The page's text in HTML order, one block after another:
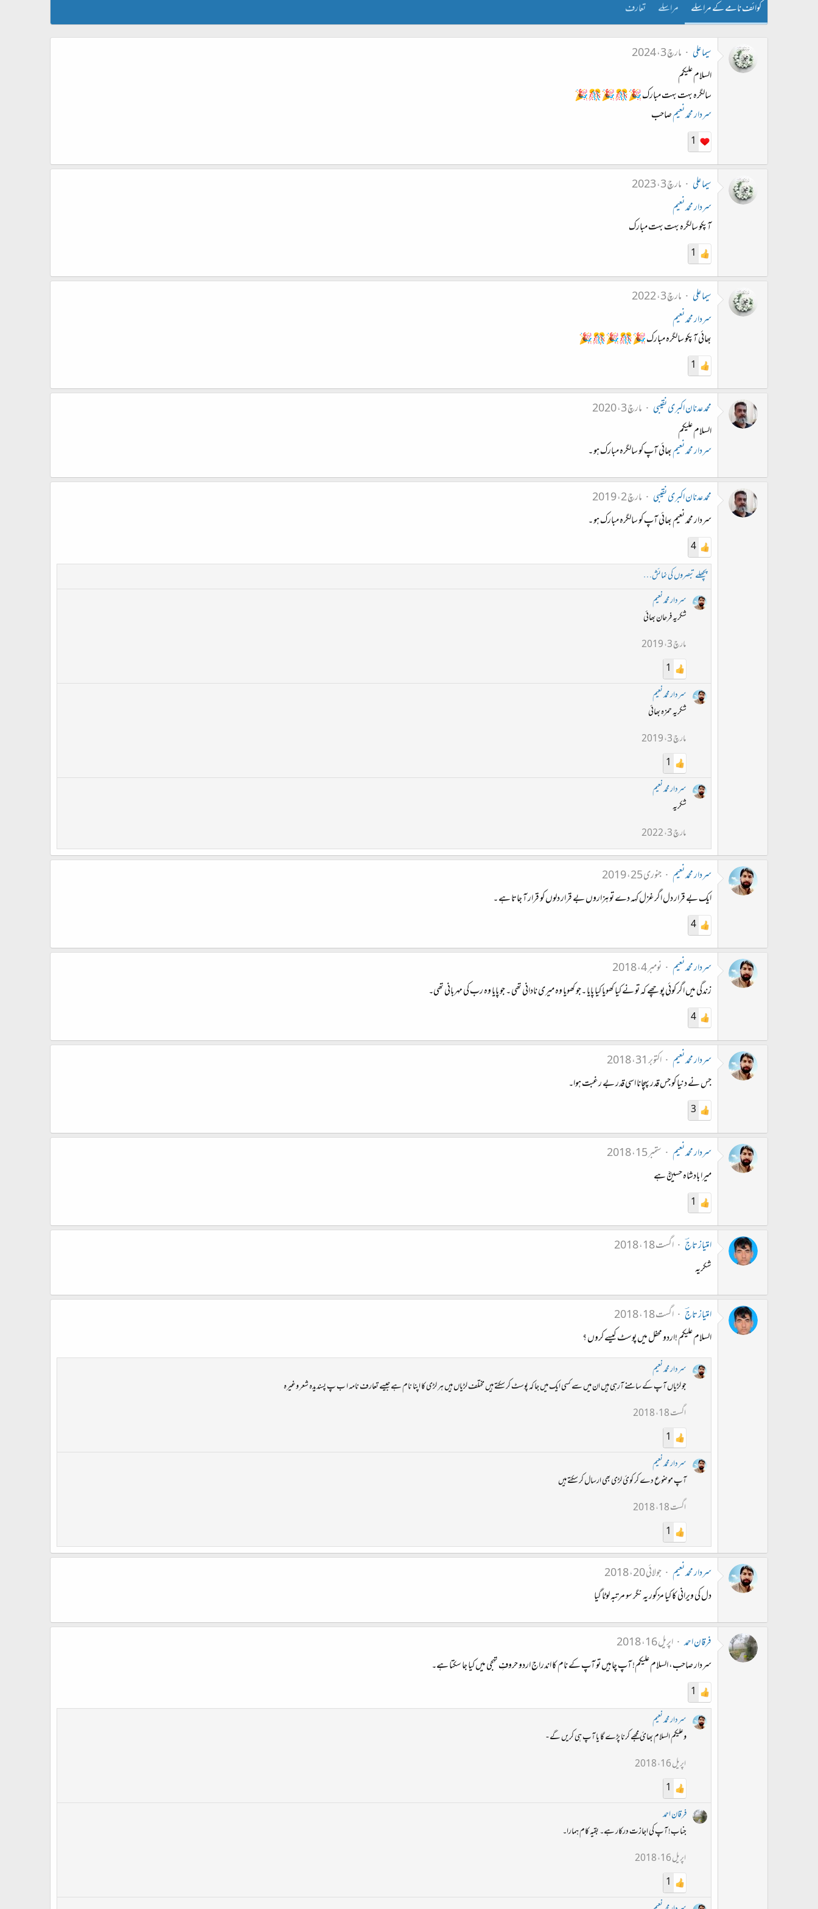
کوائف نامے کے مراسلے مراسلے تعارف
سیما علی
مارچ 3، 2024
السلام علیکم
سالگرہ بہت بہت مبارک 🎉🎊🎉🎊🎉
سردار محمد نعیمصاحب
1
سیما علی
مارچ 3، 2023
سردار محمد نعیم
آپکو سالگرہ بہت بہت مبارک
1
سیما علی
مارچ 3، 2022
سردار محمد نعیم
بھائی آپکو سالگرہ مبارک 🎉🎊🎉🎊🎉
1
محمد عدنان اکبری نقیبی
مارچ 3، 2020
السلام علیکم
سردار محمد نعیمبھائی آپ کو سالگرہ مبارک ہو ۔
محمد عدنان اکبری نقیبی
مارچ 2، 2019
سردار محمد نعیم بھائی آپ کو سالگرہ مبارک ہو ۔
4
پچھلے تبصروں کی نمائش…
سردار محمد نعیم
شکریہ فرحان بھائی
مارچ 3، 2019
1
سردار محمد نعیم
شکریہ حمزہ بھائی
مارچ 3، 2019
1
سردار محمد نعیم
شکریہ
مارچ 3، 2022
سردار محمد نعیم
جنوری 25، 2019
ایک بے قرار دل اگر غزل کہہ دے تو ہزاروں بے قرار دلوں کو قرار آ جاتا ہے ۔
4
سردار محمد نعیم
نومبر 4، 2018
زندگی میں اگر کوئی پوچھے کہ تو نے کیا کھویا کیا پایا ۔جو کھویا وہ میری نادانی تھی ۔ جو پایا وہ رب کی مہربانی تھی۔
4
سردار محمد نعیم
اکتوبر 31، 2018
جس نے دنیا کو جس قدر پہچانا اسی قدر بے رغبت ہوا۔
3
سردار محمد نعیم
ستمبر 15، 2018
میرا بادشاہ حسینؓ ہے
1
امتیاز تاجؔ
اگست 18، 2018
شکریہ
امتیاز تاجؔ
اگست 18، 2018
السلام علیکم !اردو محفل میں پوسٹ کیسے کروں ؟
سردار محمد نعیم
جو لڑیاں آپ کے سامنے آرہی ہیں ان میں سے کسی ایک میں جا کہ پوسٹ کر سکتے ہیں مختلف لڑیاں ہیں ہر لڑی کا اپنا نام ہے جیسے تعارف نامہ ا ب پ پسندیدہ شعر وغیرہ
اگست 18، 2018
1
سردار محمد نعیم
آپ موضوع دے کر کوئ لڑی بھی ارسال کر سکتے ہیں
اگست 18، 2018
1
سردار محمد نعیم
جولائی 20، 2018
دل کی ویرانی کا کیا مزکور یہ نگر سو مرتبہ لوٹا گیا
فرقان احمد
اپریل 16، 2018
سردار صاحب، السلام علیکم! آپ چاہیں تو آپ کے نام کا اندراج اردو حروفِ تہجی میں کیا جا سکتا ہے۔
1
سردار محمد نعیم
وعلیکم السلام بھائ مجھے کرنا پڑے گا یا آپ ہی کریں گے -
اپریل 16، 2018
1
فرقان احمد
جناب! آپ کی اجازت درکار ہے۔ بقیہ کام ہمارا۔
اپریل 16، 2018
1